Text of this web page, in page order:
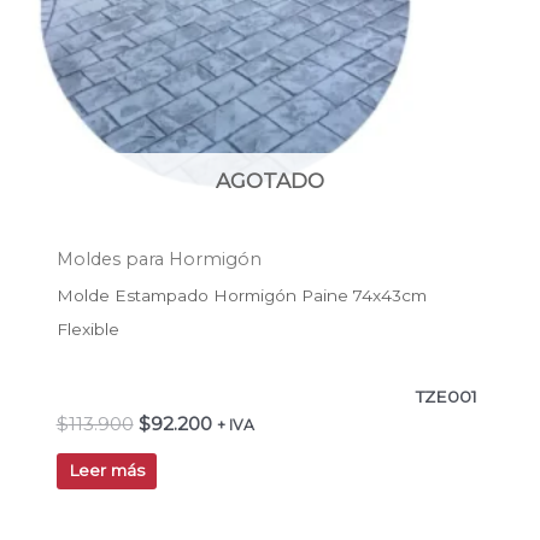
AGOTADO
Moldes para Hormigón
Molde Estampado Hormigón Paine 74x43cm
Flexible
TZE001
$113.900 $92.200 + IVA
Leer más